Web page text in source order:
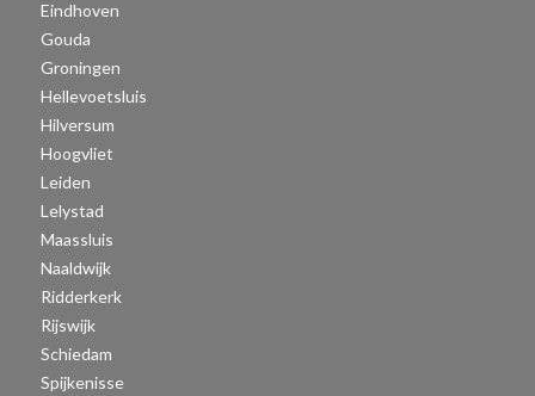
Eindhoven
Gouda
Groningen
Hellevoetsluis
Hilversum
Hoogvliet
Leiden
Lelystad
Maassluis
Naaldwijk
Ridderkerk
Rijswijk
Schiedam
Spijkenisse